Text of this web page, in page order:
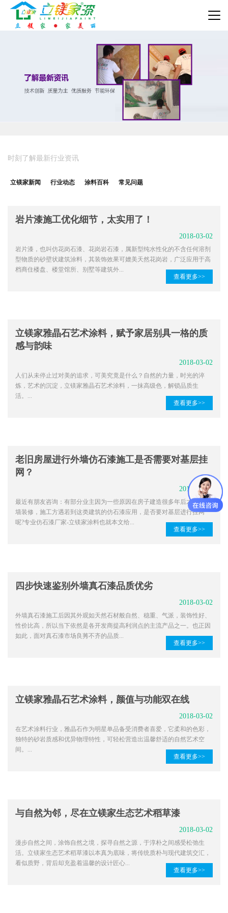
时刻了解最新行业资讯
立镁家新闻 行业动态 涂料百科 常见问题
岩片漆施工优化细节，太实用了！
2018-03-02
岩片漆，也叫仿花岗石漆、花岗岩石漆，属新型纯水性化的不含任何溶剂
型物质的砂壁状建筑涂料，其装饰效果可媲美天然花岗岩，广泛应用于高
档商住楼盘、楼堂馆所、别墅等建筑外...
查看更多>>
立镁家雅晶石艺术涂料，赋予家居别具一格的质
感与韵味
2018-03-02
人们从未停止过对美的追求，可美究竟是什么？自然的力量，时光的淬
炼，艺术的沉淀，立镁家雅晶石艺术涂料，一抹高级色，解锁品质生
活。...
查看更多>>
老旧房屋进行外墙仿石漆施工是否需要对基层挂
网？
2018-03-02
最近有朋友咨询：有部分业主因为一些原因在房子建造很多年后才进行外
墙装修，施工方遇若到这类建筑的仿石漆应用，是否要对基层进行挂网
呢?专业仿石漆厂家-立镁家涂料也就本文给...
查看更多>>
四步快速鉴别外墙真石漆品质优劣
2018-03-02
外墙真石漆施工后因其外观如天然石材般自然、稳重、气派，装饰性好、
性价比高，所以当下依然是各开发商提高利润点的主流产品之一。也正因
如此，面对真石漆市场良莠不齐的品质...
查看更多>>
立镁家雅晶石艺术涂料，颜值与功能双在线
2018-03-02
在艺术涂料行业，雅晶石作为明星单品备受消费者喜爱，它柔和的色彩，
独特的砂岩质感和优异物理特性，可轻松营造出温馨舒适的自然艺术空
间。...
查看更多>>
与自然为邻，尽在立镁家生态艺术稻草漆
2018-03-02
漫步自然之间，涂饰自然之境，探寻自然之源，于淳朴之间感受松弛生
活。立镁家生态艺术稻草漆以本真为底味，将传统质朴与现代建筑交汇，
看似质野，背后却充盈着温馨的设计匠心...
查看更多>>